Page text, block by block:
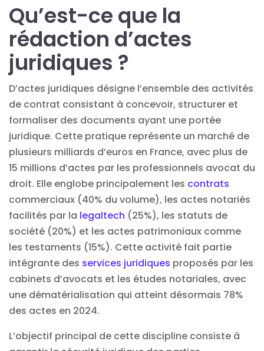
Qu’est-ce que la
rédaction d’actes
juridiques ?
D’actes juridiques désigne l’ensemble des activités
de contrat consistant à concevoir, structurer et
formaliser des documents ayant une portée
juridique. Cette pratique représente un marché de
plusieurs milliards d’euros en France, avec plus de
15 millions d’actes par les professionnels avocat du
droit. Elle englobe principalement les contrats
commerciaux (40% du volume), les actes notariés
facilités par la legaltech (25%), les statuts de
société (20%) et les actes patrimoniaux comme
les testaments (15%). Cette activité fait partie
intégrante des services juridiques proposés par les
cabinets d’avocats et les études notariales, avec
une dématérialisation qui atteint désormais 78%
des actes en 2024.
L’objectif principal de cette discipline consiste à